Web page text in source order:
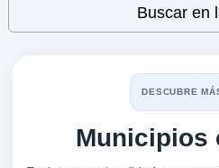
EASYGAS PORRIÑO
Carretera Po 510 Km. 0,350
CASILLA,
Buscar en
DESCUBRE
Municipios